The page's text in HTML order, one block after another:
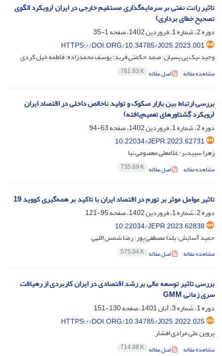
تاثیر رانت نفتی بر سرمایه‌گذاری مستقیم خارجی در ایران (رویکرد الگوی
تصحیح خطای برداری)
دوره 2، شماره 1، فروردین 1402، صفحه
1-35
HTTPS://DOI.ORG/10.34785/J025.2023.001
وحید نیک پی پسیان؛ صمد حکمتی فرید؛ یوسف محمدزاده؛ فاطمه خیل کردی
مشاهده مقاله اصل مقاله 781.63 K
بررسی ارتباط بین بازار صکوک و تولید ناخالص داخلی در اقتصاد ایران
(رویکرد گشتاورهای تعمیم‌یافته)
دوره 2، شماره 1، فروردین 1402، صفحه
63-94
10.22034/JEPR.2023.62731
زهرا سپیدبر؛ غلامعلی معصومی نیا
مشاهده مقاله اصل مقاله 735.69 K
تاثیر عوامل موثر بر تورم در اقتصاد ایران با تاکید بر همه‌گیری کووید 19
دوره 2، شماره 1، فروردین 1402، صفحه
95-121
10.22034/JEPR.2023.62838
حمید آسایش؛ یلدا مصطفی پور؛ رضا شمس اللهی
مشاهده مقاله اصل مقاله 575.04 K
بررسی تاثیر توسعه مالی بر رشد اقتصادی در ایران کاربردی از رهیافت
سری زمانی GMM
دوره 1، شماره 3، آبان 1401، صفحه
130-151
HTTPS://DOI.ORG/10.34785/J025.2022.025
پروین علی مرادی افشار
مشاهده مقاله اصل مقاله 714.88 K